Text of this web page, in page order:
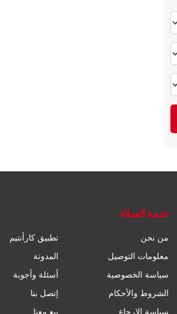
خدمة العملاء
من نحن
تطبيق كارأنتيم
معلومات التوصيل
المدونة
سياسة الخصوصية
أسئلة وأجوبة
الشروط والأحكام
إتصل بنا
سياسة الإرجاع
بيع معنا